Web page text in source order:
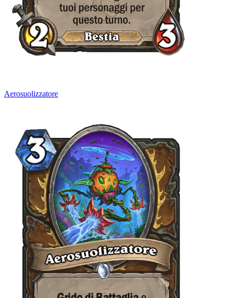
Aerosuolizzatore